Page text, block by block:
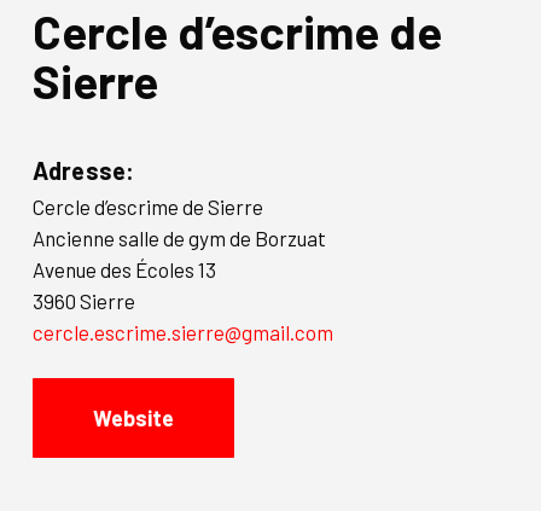
Cercle d’escrime de
Sierre
Adresse:
Cercle d’escrime de Sierre
Ancienne salle de gym de Borzuat
Avenue des Écoles 13
3960 Sierre
cercle.escrime.sierre@gmail.com
Website